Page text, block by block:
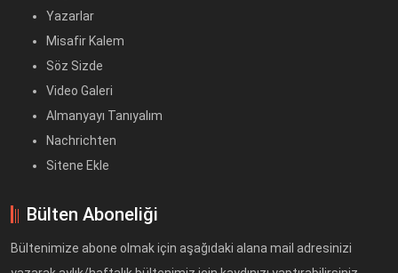
Yazarlar
Misafir Kalem
Söz Sizde
Video Galeri
Almanyayı Tanıyalım
Nachrichten
Sitene Ekle
Bülten Aboneliği
Bültenimize abone olmak için aşağıdaki alana mail adresinizi